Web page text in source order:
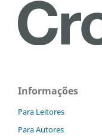
Informações
Para Leitores
Para Autores